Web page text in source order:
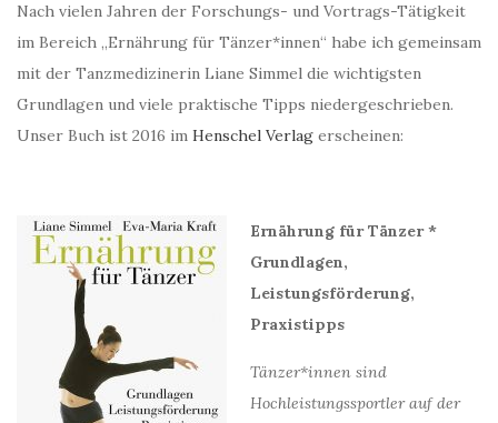
Nach vielen Jahren der Forschungs- und Vortrags-Tätigkeit
im Bereich „Ernährung für Tänzer*innen“ habe ich gemeinsam
mit der Tanzmedizinerin Liane Simmel die wichtigsten
Grundlagen und viele praktische Tipps niedergeschrieben.
Unser Buch ist 2016 im Henschel Verlag erscheinen:
Ernährung für Tänzer *
Grundlagen,
Leistungsförderung,
Praxistipps
Tänzer*innen sind
Hochleistungssportler auf der